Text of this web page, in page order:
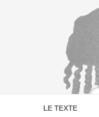
LE TEXTE